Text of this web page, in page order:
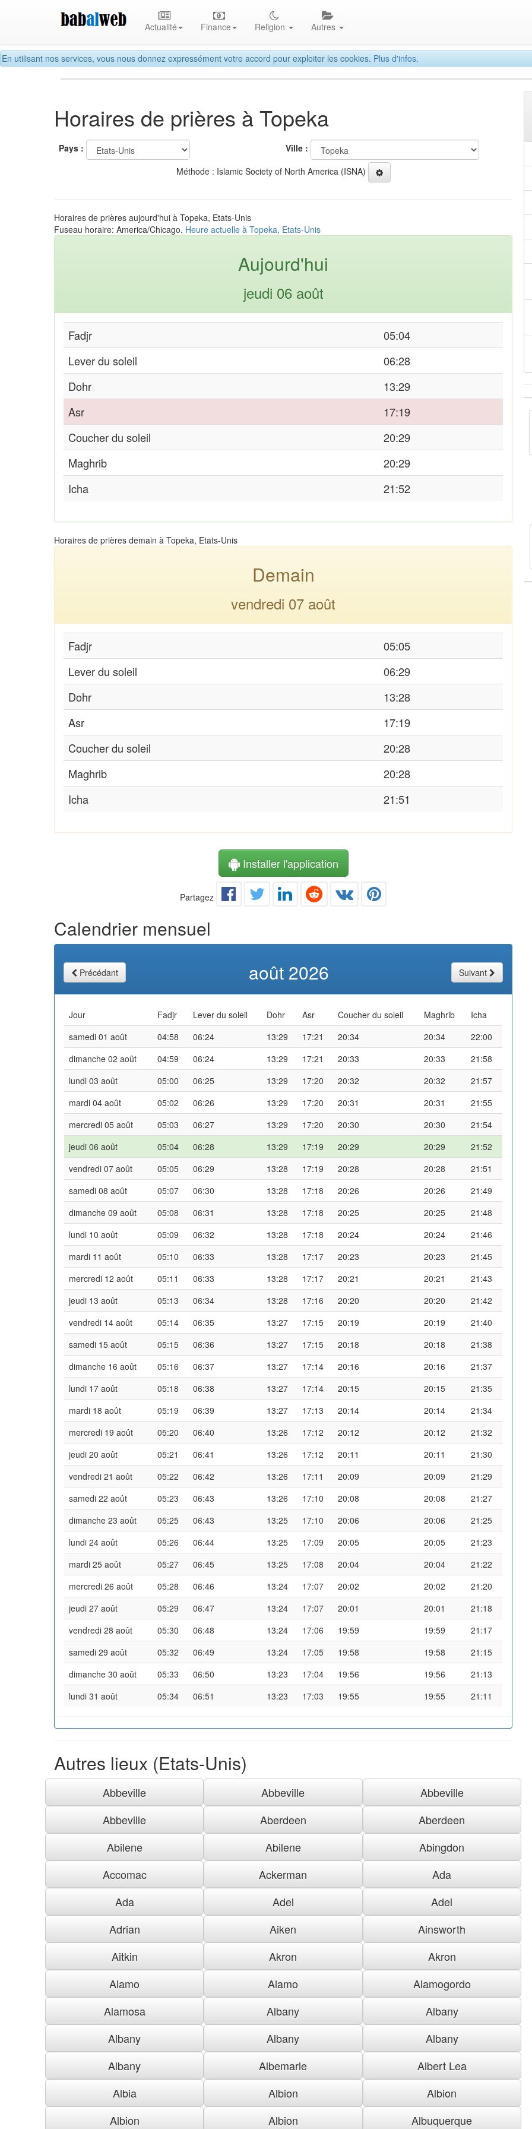
En utilisant nos services, vous nous donnez expressément votre accord pour exploiter les cookies. Plus d'infos.
Actualité Finance Religion Autres
Horaires de prières à Topeka
Pays :
Ville :
Méthode : Islamic Society of North America (ISNA)
Horaires de prières aujourd'hui à Topeka, Etats-Unis
Fuseau horaire: America/Chicago. Heure actuelle à Topeka, Etats-Unis
Aujourd'hui
jeudi 06 août
Fadjr
05:04
Lever du soleil
06:28
Dohr
13:29
Asr
17:19
Coucher du soleil
20:29
Maghrib
20:29
Icha
21:52
Horaires de prières demain à Topeka, Etats-Unis
Demain
vendredi 07 août
Fadjr
05:05
Lever du soleil
06:29
Dohr
13:28
Asr
17:19
Coucher du soleil
20:28
Maghrib
20:28
Icha
21:51
Installer l'application
Partagez
Calendrier mensuel
Précédant août 2026 Suivant
Jour Fadjr Lever du soleil Dohr Asr Coucher du soleil Maghrib
Icha
samedi 01 août
04:58 06:24 13:29 17:21 20:34 20:34
22:00
dimanche 02 août
04:59 06:24 13:29 17:21 20:33 20:33
21:58
lundi 03 août
05:00 06:25 13:29 17:20 20:32 20:32
21:57
mardi 04 août
05:02 06:26 13:29 17:20 20:31 20:31
21:55
mercredi 05 août
05:03 06:27 13:29 17:20 20:30 20:30
21:54
jeudi 06 août
05:04 06:28 13:29 17:19 20:29 20:29
21:52
vendredi 07 août
05:05 06:29 13:28 17:19 20:28 20:28
21:51
samedi 08 août
05:07 06:30 13:28 17:18 20:26 20:26
21:49
dimanche 09 août
05:08 06:31 13:28 17:18 20:25 20:25
21:48
lundi 10 août
05:09 06:32 13:28 17:18 20:24 20:24
21:46
mardi 11 août
05:10 06:33 13:28 17:17 20:23 20:23
21:45
mercredi 12 août
05:11 06:33 13:28 17:17 20:21 20:21
21:43
jeudi 13 août
05:13 06:34 13:28 17:16 20:20 20:20
21:42
vendredi 14 août
05:14 06:35 13:27 17:15 20:19 20:19
21:40
samedi 15 août
05:15 06:36 13:27 17:15 20:18 20:18
21:38
dimanche 16 août
05:16 06:37 13:27 17:14 20:16 20:16
21:37
lundi 17 août
05:18 06:38 13:27 17:14 20:15 20:15
21:35
mardi 18 août
05:19 06:39 13:27 17:13 20:14 20:14
21:34
mercredi 19 août
05:20 06:40 13:26 17:12 20:12 20:12
21:32
jeudi 20 août
05:21 06:41 13:26 17:12 20:11 20:11
21:30
vendredi 21 août
05:22 06:42 13:26 17:11 20:09 20:09
21:29
samedi 22 août
05:23 06:43 13:26 17:10 20:08 20:08
21:27
dimanche 23 août
05:25 06:43 13:25 17:10 20:06 20:06
21:25
lundi 24 août
05:26 06:44 13:25 17:09 20:05 20:05
21:23
mardi 25 août
05:27 06:45 13:25 17:08 20:04 20:04
21:22
mercredi 26 août
05:28 06:46 13:24 17:07 20:02 20:02
21:20
jeudi 27 août
05:29 06:47 13:24 17:07 20:01 20:01
21:18
vendredi 28 août
05:30 06:48 13:24 17:06 19:59 19:59
21:17
samedi 29 août
05:32 06:49 13:24 17:05 19:58 19:58
21:15
dimanche 30 août
05:33 06:50 13:23 17:04 19:56 19:56
21:13
lundi 31 août
05:34 06:51 13:23 17:03 19:55 19:55 21:11
Autres lieux (Etats-Unis)
Abbeville Abbeville
Abbeville
Abbeville
Aberdeen
Aberdeen
Abilene
Abilene
Abingdon
Accomac
Ackerman
Ada
Ada
Adel
Adel
Adrian
Aiken
Ainsworth
Aitkin
Akron
Akron
Alamo
Alamo
Alamogordo
Alamosa
Albany
Albany
Albany
Albany
Albany
Albany
Albemarle
Albert Lea
Albia
Albion
Albion
Albion
Albion Albuquerque